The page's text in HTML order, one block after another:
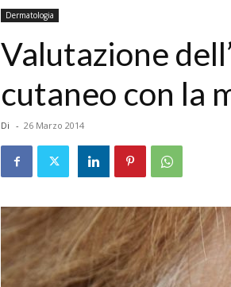
Dermatologia
Valutazione
cutaneo con la
Di - 26 Marzo 2014